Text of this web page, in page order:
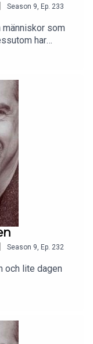
Season 9, Ep. 233
människor som
har
hon
är levande.
Season 9, Ep. 232
och lite dagen